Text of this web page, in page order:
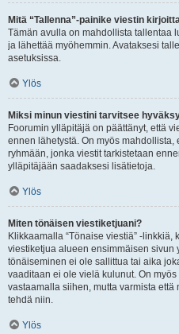
Mitä “Tallenna”-painike viestin
Tämän avulla on mahdollista tallentaa
ja lähettää myöhemmin. Avataksesi
asetuksissa.
Ylös
Miksi minun viestini tarvitsee
Foorumin ylläpitäjä on päättänyt, että
ennen lähetystä. On myös
ryhmään, jonka viestit tarkistetaan
ylläpitäjään saadaksesi lisätietoja.
Ylös
Miten tönäisen viestiketjuani?
Klikkaamalla “Tönaise viestiä” -linkkiä,
viestiketjua alueen ensimmäisen sivun
tönäiseminen ei ole sallittua tai aika
vaaditaan ei ole vielä kulunut. On
vastaamalla siihen, mutta varmista
tehdä niin.
Ylös